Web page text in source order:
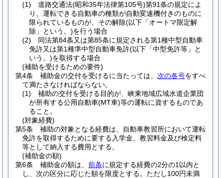
(1)
道路交通法(昭和35年法律第105号)第91条の規定によ
り、運転できる自動車の種類が自動変速機付きのものに
限られているものが、その解除(以下「オートマ限定解
除」という。)を行う場合
(2)
同法第84条又は第85条に規定される第1種中型自動車
免許又は第1種準中型自動車免許(以下「中型免許等」と
いう。)を取得する場合
(補助を受けるための要件)
第4条
補助金の交付を受けるに当たっては、 次の各号をすべ
て満たさなければならない。
(1)
補助の交付を受ける目的が、峡東地域広域水道企業団
が所有する公用自動車(MT車)等の運転に資するものであ
ること。
(対象経費)
第5条
補助の対象となる経費は、自動車教習所において運転
免許を取得するために要する入学金、教習料金及び検定料
等として納入する費用とする。
(補助金の額)
第6条
補助金の額は、 前条に規定する経費の2分の1以内と
し、次の区分に応じた額を限度とする。 ただし100円未満